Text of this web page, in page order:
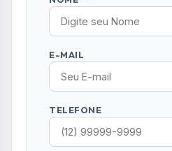
E-MAIL
TELEFONE